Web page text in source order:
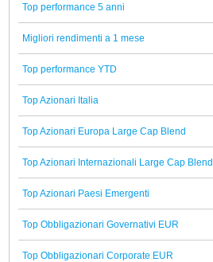
Top performance 5 anni
Migliori rendimenti a 1 mese
Top performance YTD
Top Azionari Italia
Top Azionari Europa Large Cap Blend
Top Azionari Internazionali Large Cap Blend
Top Azionari Paesi Emergenti
Top Obbligazionari Governativi EUR
Top Obbligazionari Corporate EUR